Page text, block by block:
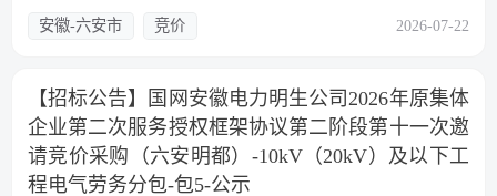
安徽-六安市 竞价 2026-07-22
【招标公告】国网安徽电力明生公司2026年原集体
企业第二次服务授权框架协议第二阶段第十一次邀
请竞价采购（六安明都）-10kV（20kV）及以下工
程电气劳务分包-包5-公示